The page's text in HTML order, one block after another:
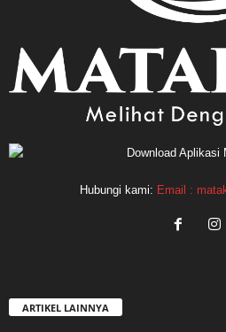
Hubungi kami: Email :
ARTIKEL LAINNYA